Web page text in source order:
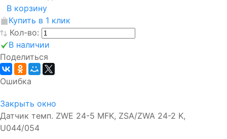
В корзину
Купить в 1 клик
Кол-во:
В наличии
Поделиться
Ошибка
Закрыть окно
Датчик темп. ZWE 24-5 MFK, ZSA/ZWA 24-2 K,
U044/054